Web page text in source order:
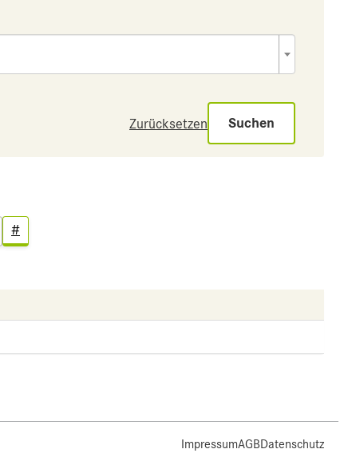
Zurücksetzen Suchen
#
ImpressumAGBDatenschutz